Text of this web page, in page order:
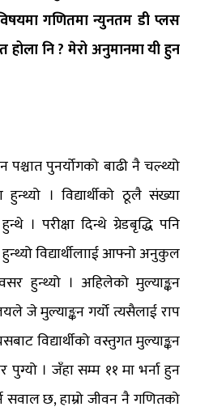
गणितमा न्युनतम डी प्लस
नि ? मेरो अनुमानमा यी हुन
पश्चात पुनर्योगको बाढी नै चल्थ्यो
हुन्थ्यो । विद्यार्थीको ठूलै संख्या
। परीक्षा दिन्थे ग्रेडबृद्धि पनि
हुन्थ्यो विद्यार्थीलााई आफ्नो अनुकुल
हुन्थ्यो । अहिलेको मुल्याङ्कन
जे मुल्याङ्कन गर्यो त्यसैलाई राप
विद्यार्थीको वस्तुगत मुल्याङ्कन
। जँहा सम्म ११ मा भर्ना हुन
सवाल छ, हाम्रो जीवन नै गणितको